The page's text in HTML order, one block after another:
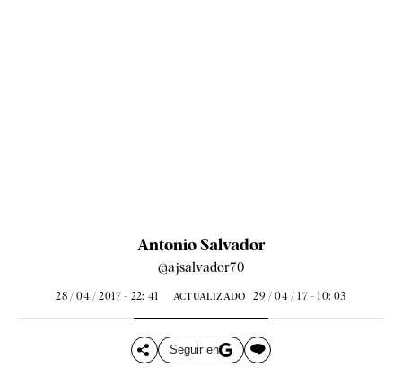
Antonio Salvador
@ajsalvador70
28 / 04 / 2017 - 22: 41 ACTUALIZADO 29 / 04 / 17 - 10: 03
Seguir en